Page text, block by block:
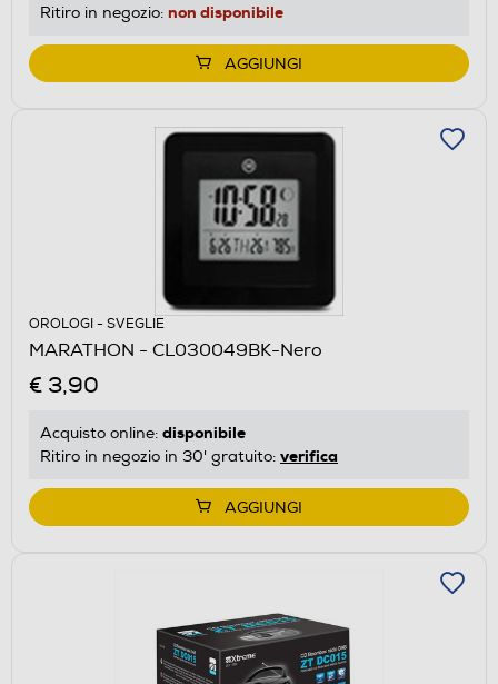
Ritiro in negozio: non disponibile
AGGIUNGI
OROLOGI - SVEGLIE
MARATHON - CL030049BK-Nero
€ 3,90
Acquisto online: disponibile
Ritiro in negozio in 30' gratuito: verifica
AGGIUNGI